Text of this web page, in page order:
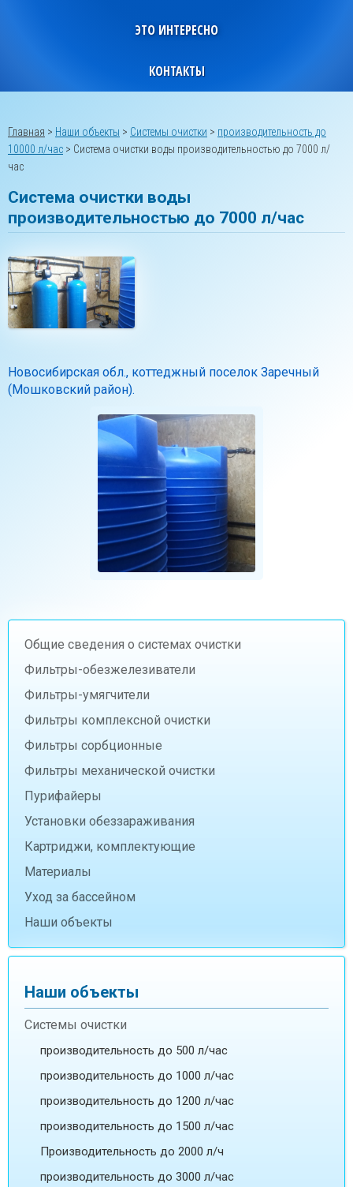
ЭТО ИНТЕРЕСНО
КОНТАКТЫ
Главная > Наши объекты > Системы очистки > производительность до
10000 л/час > Система очистки воды производительностью до 7000 л/
час
Система очистки воды
производительностью до 7000 л/час
Новосибирская обл., коттеджный поселок Заречный
(Мошковский район).
Общие сведения о системах очистки
Фильтры-обезжелезиватели
Фильтры-умягчители
Фильтры комплексной очистки
Фильтры сорбционные
Фильтры механической очистки
Пурифайеры
Установки обеззараживания
Картриджи, комплектующие
Материалы
Уход за бассейном
Наши объекты
Наши объекты
Системы очистки
производительность до 500 л/час
производительность до 1000 л/час
производительность до 1200 л/час
производительность до 1500 л/час
Производительность до 2000 л/ч
производительность до 3000 л/час